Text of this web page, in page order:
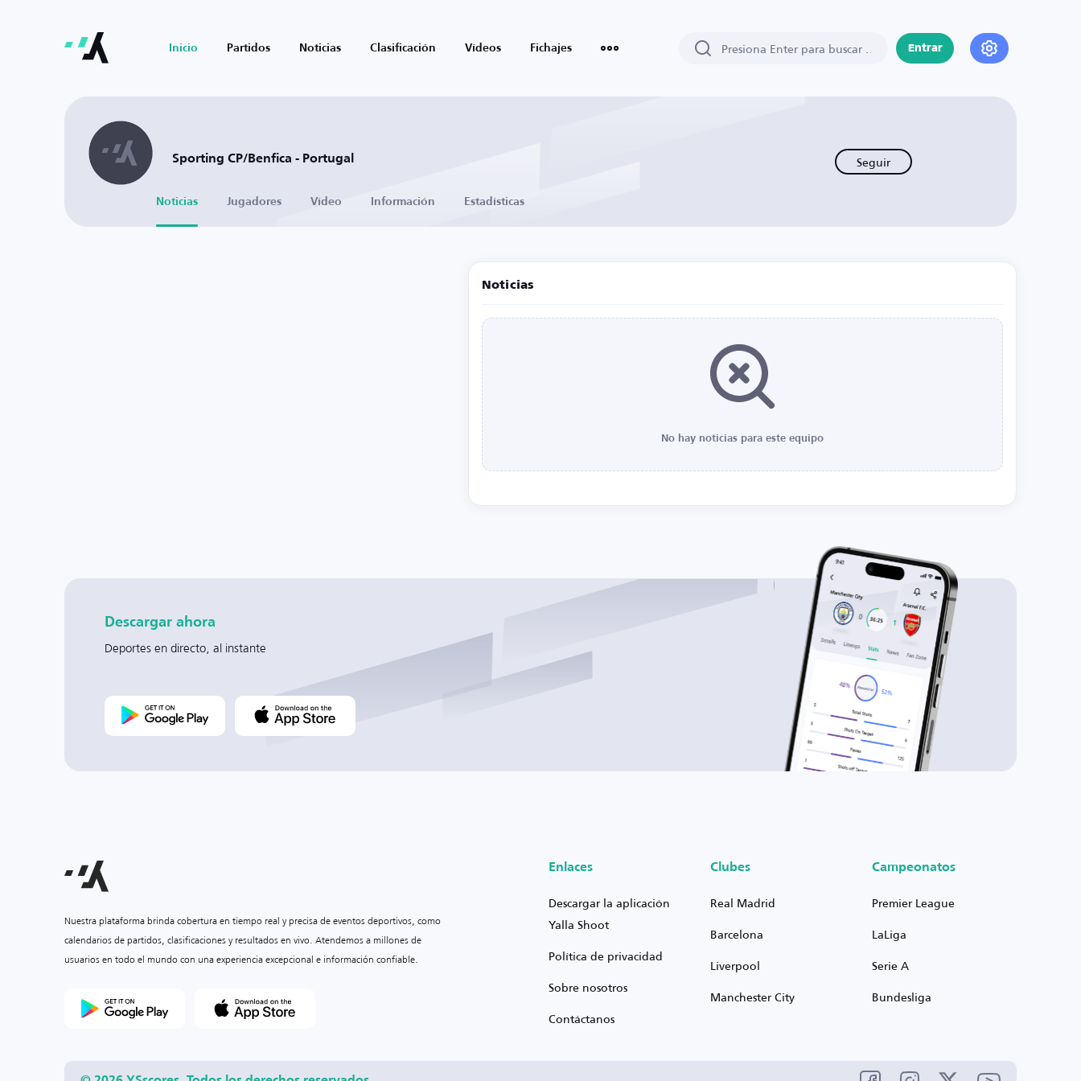
Inicio Partidos Noticias Clasificación Vídeos Fichajes Entrar
Sporting CP/Benfica - Portugal Seguir
Noticias Jugadores Vídeo Información Estadísticas
Noticias
No hay noticias para este equipo
Descargar ahora
Deportes en directo, al instante
Nuestra plataforma brinda cobertura en tiempo real y precisa de eventos deportivos, como
calendarios de partidos, clasificaciones y resultados en vivo. Atendemos a millones de
usuarios en todo el mundo con una experiencia excepcional e información confiable.
Enlaces
Descargar la aplicación
Yalla Shoot
Política de privacidad
Sobre nosotros
Contáctanos
Clubes
Real Madrid
Barcelona
Liverpool
Manchester City
Campeonatos
Premier League
LaLiga
Serie A
Bundesliga